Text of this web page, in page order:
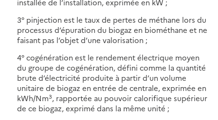
installée de l’installation, exprimée en kW ;
3° pinjection est le taux de pertes de méthane lors du
processus d’épuration du biogaz en biométhane et ne
faisant pas l’objet d’une valorisation ;
4° cogénération est le rendement électrique moyen
du groupe de cogénération, défini comme la quantité
brute d’électricité produite à partir d’un volume
unitaire de biogaz en entrée de centrale, exprimée en
kWh/Nm3, rapportée au pouvoir calorifique supérieur
de ce biogaz, exprimé dans la même unité ;